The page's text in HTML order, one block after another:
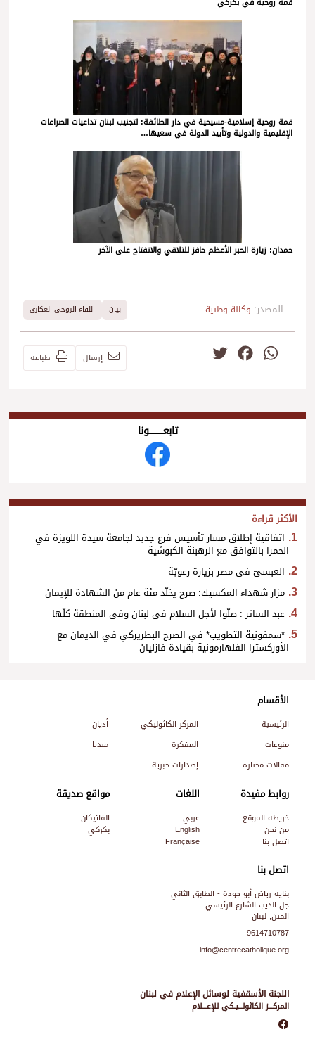
قمة روحية إسلامية-مسيحية في دار الطائفة: لتجنيب لبنان تداعيات الصراعات
الإقليمية والدولية وتأييد الدولة في سعيها…
حمدان: زيارة الحبر الأعظم حافز للتلاقي والانفتاح على الآخر
المصدر: وكالة وطنية بيان اللقاء الروحي العكاري
WhatsApp
Facebook إرسال طباعة
تابعــــــــــونا
الأكثر قراءة
اتفاقية إطلاق مسار تأسيس فرع جديد لجامعة سيدة اللويزة في
الحمرا بالتوافق مع الرهبنة الكبوشية
العبسيّ في مصر بزيارة رعويّة
مزار شهداء المكسيك: صرح يخلّد مئة عام من الشهادة للإيمان
عبد الساتر : صلّوا لأجل السلام في لبنان وفي المنطقة كلّها
*سمفونية التطويب* في الصرح البطريركي في الديمان مع
الأوركسترا الفلهارمونية بقيادة فازليان
اللجنة الأسقفية لوسائل الإعلام في لبنان
المركـــز الكاثولـــيـكي للإعـــلام
اتصل بنا
بناية رياض أبو جودة - الطابق الثاني
جل الديب الشارع الرئيسي
المتن, لبنان
9614710787
info@centrecatholique.org
الأقسام
الرئيسية المركز الكاثوليكي
أديان
منوعات
المفكرة
ميديا
مقالات مختارة
إصدارات حبرية
روابط مفيدة
خريطة الموقع
من نحن
اتصل بنا
اللغات
عربي
English
Française
مواقع صديقة
الفاتيكان
بكركي